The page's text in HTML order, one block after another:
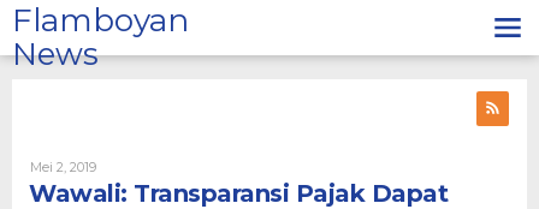
Lewati
ke
konten
Flamboyan
News
Mei 2, 2019Oleh
Admin
Wawali: Transparansi Pajak Dapat